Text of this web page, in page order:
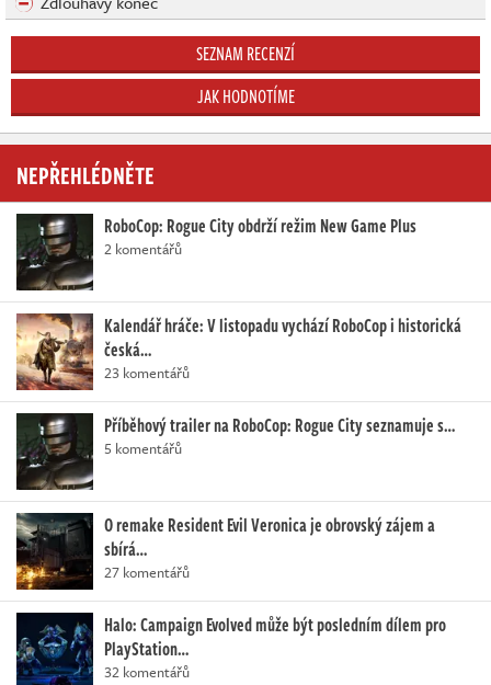
SEZNAM RECENZÍ
JAK HODNOTÍME
NEPŘEHLÉDNĚTE
RoboCop: Rogue City obdrží režim New Game Plus
2 komentářů
Kalendář hráče: V listopadu vychází RoboCop i historická
česká…
23 komentářů
Příběhový trailer na RoboCop: Rogue City seznamuje s…
5 komentářů
O remake Resident Evil Veronica je obrovský zájem a
sbírá…
27 komentářů
Halo: Campaign Evolved může být posledním dílem pro
PlayStation…
32 komentářů